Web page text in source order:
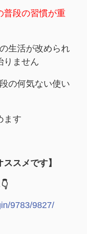
普段の習慣が重
生活が改められ
りません
の何気ない使い
ます
スメです】
9783/9827/